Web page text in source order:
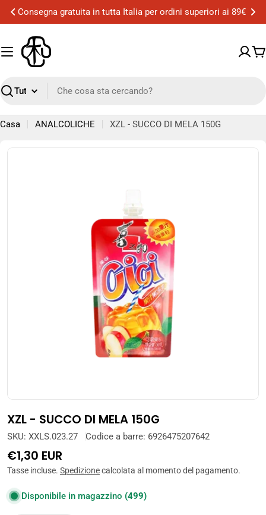
contenuto
Consegna gratuita a Milano per ordini superiori ai
Ricerca
Casa ANALCOLICHE XZL - SUCCO DI MELA 150G
Passa
Apri supporto 0 in modalità modale
XZL - SUCCO DI MELA 150G
SKU: XXLS.023.27 Codice a barre: 6926475207642
Prezzo
normale
€1,30 EUR
Tasse incluse. Spedizionecalcolata al momento del pagamento.
Disponibile in magazzino (499)